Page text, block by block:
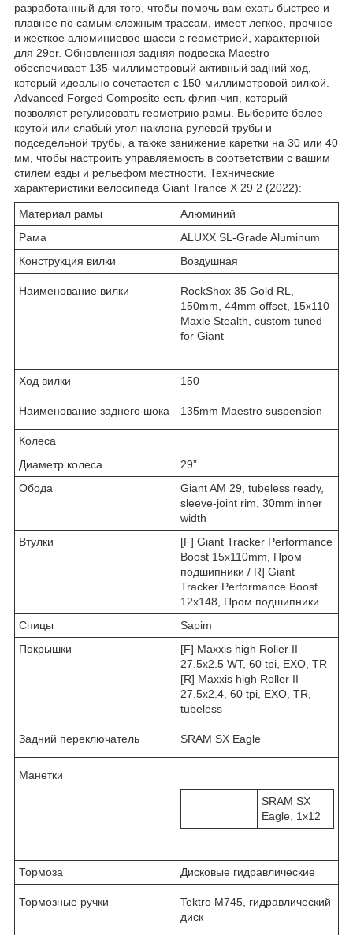
разработанный для того, чтобы помочь вам ехать быстрее и
плавнее по самым сложным трассам, имеет легкое, прочное
и жесткое алюминиевое шасси с геометрией, характерной
для 29er. Обновленная задняя подвеска Maestro
обеспечивает 135-миллиметровый активный задний ход,
который идеально сочетается с 150-миллиметровой вилкой.
Advanced Forged Composite есть флип-чип, который
позволяет регулировать геометрию рамы. Выберите более
крутой или слабый угол наклона рулевой трубы и
подседельной трубы, а также занижение каретки на 30 или 40
мм, чтобы настроить управляемость в соответствии с вашим
стилем езды и рельефом местности. Технические
характеристики велосипеда Giant Trance X 29 2 (2022):
Материал рамы
Алюминий
Рама
ALUXX SL-Grade Aluminum
Конструкция вилки
Воздушная
Наименование вилки
RockShox 35 Gold RL,
150mm, 44mm offset, 15x110
Maxle Stealth, custom tuned
for Giant
Ход вилки 150
Наименование заднего шока 135mm Maestro suspension
Колеса
Диаметр колеса
29”
Обода
Giant AM 29, tubeless ready,
sleeve-joint rim, 30mm inner
width
Втулки
[F] Giant Tracker Performance
Boost 15x110mm, Пром
подшипники / R] Giant
Tracker Performance Boost
12x148, Пром подшипники
Спицы
Sapim
Покрышки
[F] Maxxis high Roller II
27.5x2.5 WT, 60 tpi, EXO, TR
[R] Maxxis high Roller II
27.5x2.4, 60 tpi, EXO, TR,
tubeless
Задний переключатель SRAM SX Eagle
Манетки
SRAM SX
Eagle, 1x12
Тормоза Дисковые гидравлические
Тормозные ручки Tektro M745 , гидравлический
диск